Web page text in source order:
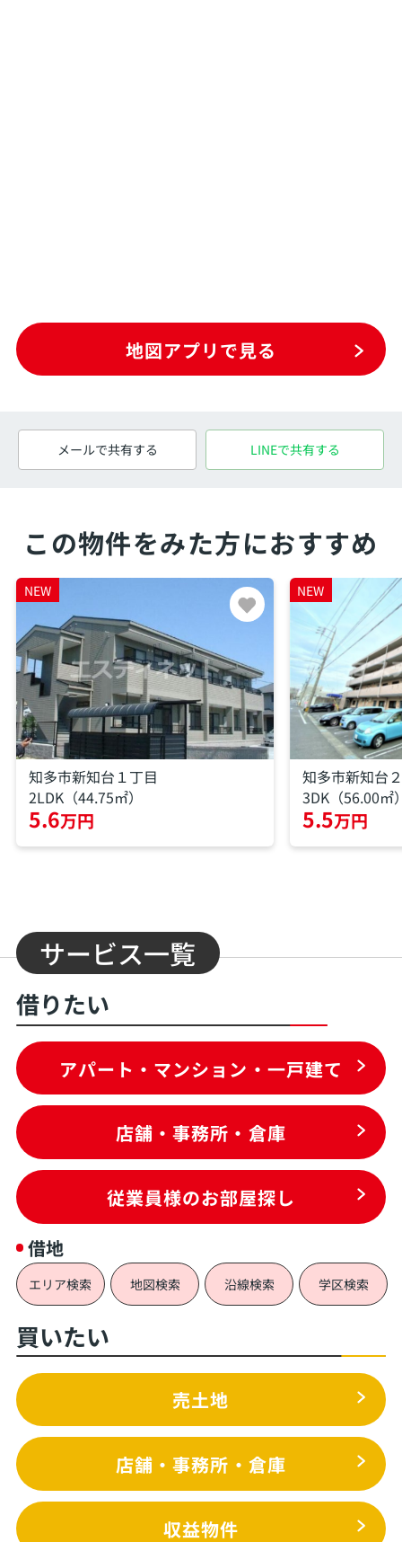
地図アプリで見る
メールで共有する LINEで共有する
この物件をみた方におすすめ
NEW
知多市新知台１丁目
2LDK（44.75㎡）
5.6万円
NEW
知多市新知台
3DK（56.00㎡
5.5万円
サービス一覧
借りたい
アパート・マンション・一戸建て
店舗・事務所・倉庫
従業員様のお部屋探し
借地
エリア検索 地図検索 沿線検索 学区検索
買いたい
売土地
店舗・事務所・倉庫
収益物件